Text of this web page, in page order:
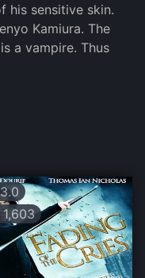
his sensitive skin.
Kamiura. The
a vampire. Thus
1,603